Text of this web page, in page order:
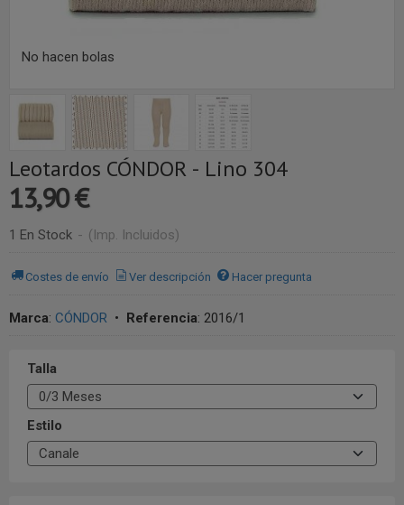
No hacen bolas
Leotardos CÓNDOR - Lino 304
13,90 €
1 En Stock - (Imp. Incluidos)
Costes de envío Ver descripción Hacer pregunta
Marca: CÓNDOR • Referencia: 2016/1
Talla
Estilo